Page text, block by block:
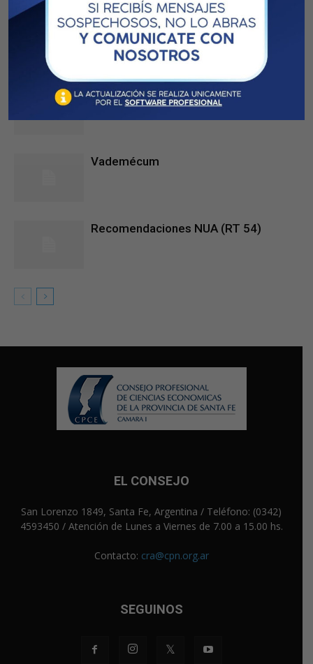
ARTICULOS RELACIONADOS MORE FROM AUTHOR
CSS – Información importante
Vademécum
Recomendaciones NUA (RT 54)
EL CONSEJO
San Lorenzo 1849, Santa Fe, Argentina / Teléfono: (0342)
4593450 / Atención de Lunes a Viernes de 7.00 a 15.00 hs.
Contacto: cra@cpn.org.ar
SEGUINOS